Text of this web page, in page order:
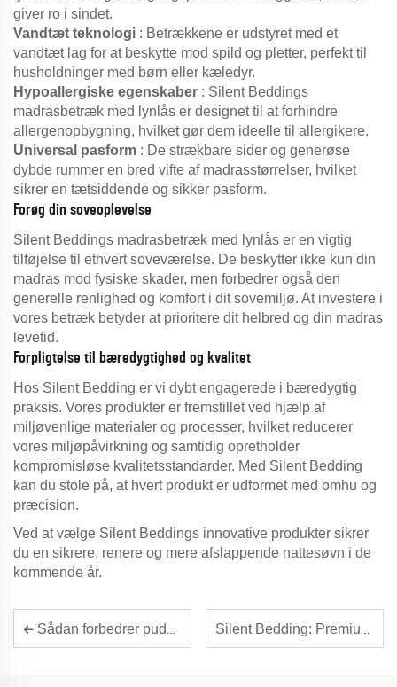
giver ro i sindet.
Vandtæt teknologi : Betrækkene er udstyret med et
vandtæt lag for at beskytte mod spild og pletter, perfekt til
husholdninger med børn eller kæledyr.
Hypoallergiske egenskaber : Silent Beddings
madrasbetræk med lynlås er designet til at forhindre
allergenopbygning, hvilket gør dem ideelle til allergikere.
Universal pasform : De strækbare sider og generøse
dybde rummer en bred vifte af madrasstørrelser, hvilket
sikrer en tætsiddende og sikker pasform.
Forøg din soveoplevelse
Silent Beddings madrasbetræk med lynlås er en vigtig
tilføjelse til ethvert soveværelse. De beskytter ikke kun din
madras mod fysiske skader, men forbedrer også den
generelle renlighed og komfort i dit sovemiljø. At investere i
vores betræk betyder at prioritere dit helbred og din madras
levetid.
Forpligtelse til bæredygtighed og kvalitet
Hos Silent Bedding er vi dybt engagerede i bæredygtig
praksis. Vores produkter er fremstillet ved hjælp af
miljøvenlige materialer og processer, hvilket reducerer
vores miljøpåvirkning og samtidig opretholder
kompromisløse kvalitetsstandarder. Med Silent Bedding
kan du stole på, at hvert produkt er udformet med omhu og
præcision.
Ved at vælge Silent Beddings innovative produkter sikrer
du en sikrere, renere og mere afslappende nattesøvn i de
kommende år.
Sådan forbedrer pudebeskyttere søvnhygiejnen